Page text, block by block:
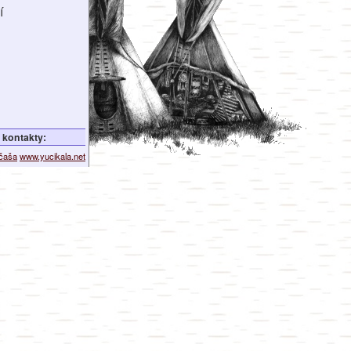
kontakty:
www.yucikala.net